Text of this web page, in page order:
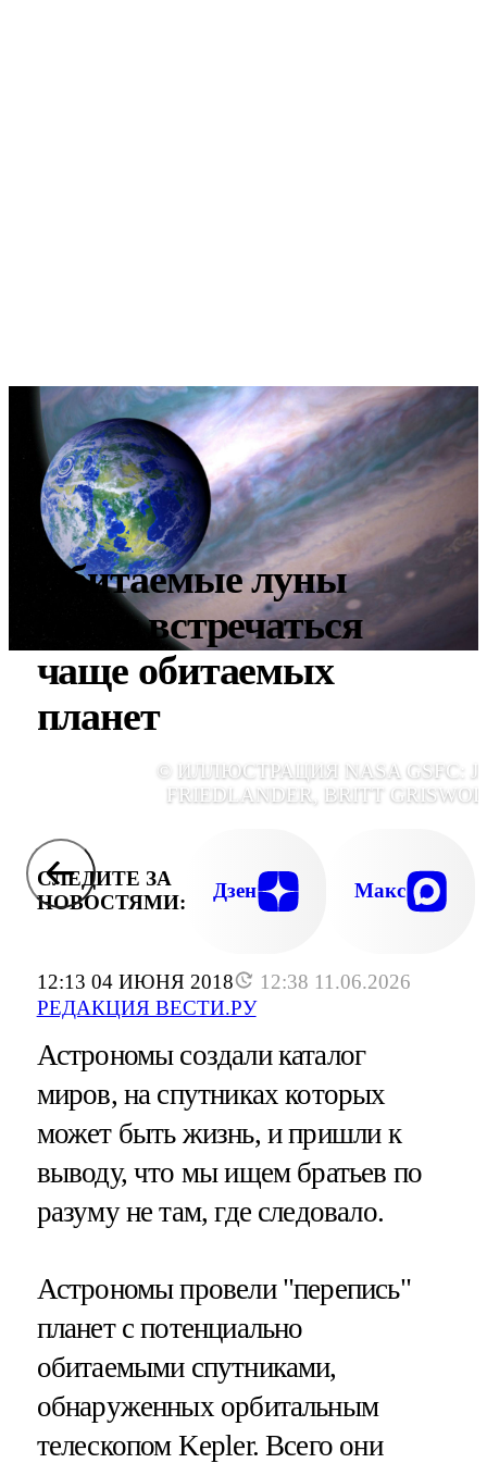
12:13 04 ИЮНЯ 2018
12:38 11.06.2026
РЕДАКЦИЯ ВЕСТИ.РУ
Обитаемые луны
могут встречаться
чаще обитаемых
планет
© ИЛЛЮСТРАЦИЯ NASA GSFC:
FRIEDLANDER, BRITT
СЛЕДИТЕ ЗА
НОВОСТЯМИ:
Дзен Макс
Астрономы создали каталог
миров, на спутниках которых
может быть жизнь, и пришли к
выводу, что мы ищем братьев по
разуму не там, где следовало.
Астрономы провели "перепись"
планет с потенциально
обитаемыми спутниками,
обнаруженных орбитальным
телескопом Kepler. Всего они